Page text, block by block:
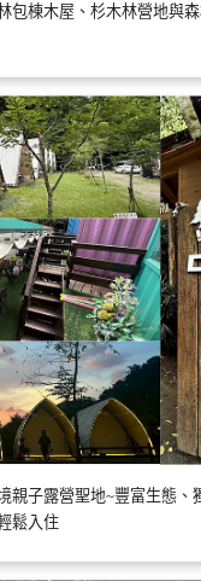
包棟木屋、杉木林營地與
親子露營聖地~豐富生態、
鬆入住